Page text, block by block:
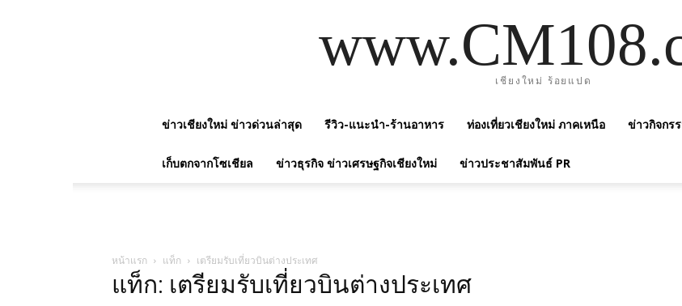
เชียงใหม่ ร้อยแปด
ข่าวเชียงใหม่ ข่าวด่วนล่าสุด รีวิว-แนะนำ-ร้านอาหาร ท่องเที่ยวเชียงใหม่ ภาคเหนือ ข่าวกิจกร
เก็บตกจากโซเชียล ข่าวธุรกิจ ข่าวเศรษฐกิจเชียงใหม่ ข่าวประชาสัมพันธ์ PR
หน้าแรก แท็ก เตรียมรับเที่ยวบินต่างประเทศ
แท็ก: เตรียมรับเที่ยวบินต่างประเทศ